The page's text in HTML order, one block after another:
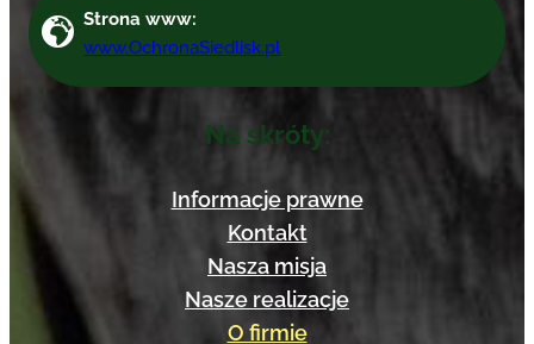
Strona www:
www.OchronaSiedlisk.pl
Na skróty:
Informacje prawne
Kontakt
Nasza misja
Nasze realizacje
O firmie